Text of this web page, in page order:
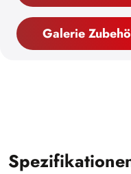
Galerie